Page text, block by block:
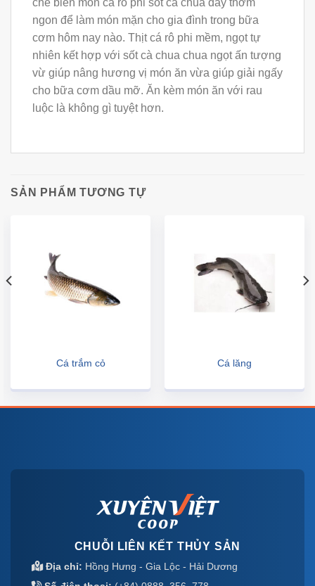
ngon để làm món mặn cho gia đình trong bữa
cơm hôm nay nào. Thịt cá rô phi mềm, ngọt tự
nhiên kết hợp với sốt cà chua chua ngọt ấn tượng
vừ giúp nâng hương vị món ăn vừa giúp giải ngấy
cho bữa cơm dầu mỡ. Ăn kèm món ăn với rau
luộc là không gì tuyệt hơn.
SẢN PHẨM TƯƠNG TỰ
Cá trắm cỏ Cá lăng
CHUỖI LIÊN KẾT THỦY SẢN
Địa chỉ: Hồng Hưng - Gia Lộc - Hải Dương